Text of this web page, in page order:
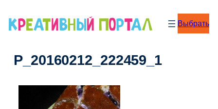
Выбрать
P_20160212_222459_1